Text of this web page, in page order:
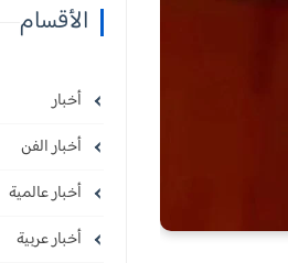
الأقسام
أخبار
أخبار الفن
أخبار عالمية
أخبار عربية